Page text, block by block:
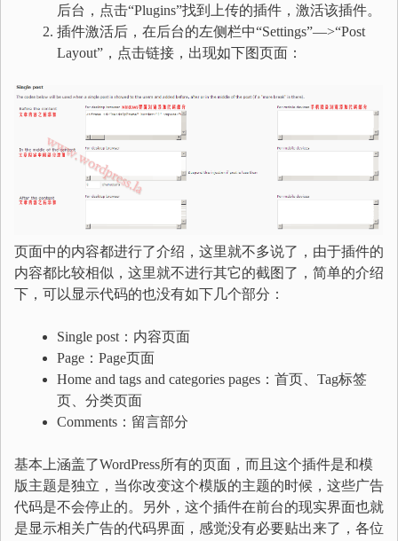
后台，点击“Plugins”找到上传的插件，激活该插件。
插件激活后，在后台的左侧栏中“Settings”—>“Post
Layout”，点击链接，出现如下图页面：
页面中的内容都进行了介绍，这里就不多说了，由于插件的
内容都比较相似，这里就不进行其它的截图了，简单的介绍
下，可以显示代码的也没有如下几个部分：
Single post：内容页面
Page：Page页面
Home and tags and categories pages：首页、Tag标签
页、分类页面
Comments：留言部分
基本上涵盖了WordPress所有的页面，而且这个插件是和模
版主题是独立，当你改变这个模版的主题的时候，这些广告
代码是不会停止的。另外，这个插件在前台的现实界面也就
是显示相关广告的代码界面，感觉没有必要贴出来了，各位